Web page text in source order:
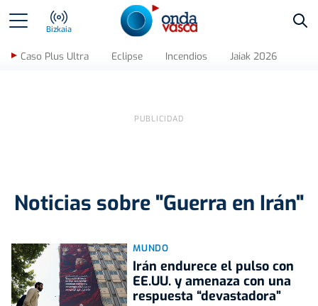
Bizkaia
Caso Plus Ultra Eclipse Incendios Jaiak 2026
Noticias sobre "Guerra en Irán"
MUNDO
Irán endurece el pulso con
EE.UU. y amenaza con una
respuesta “devastadora”